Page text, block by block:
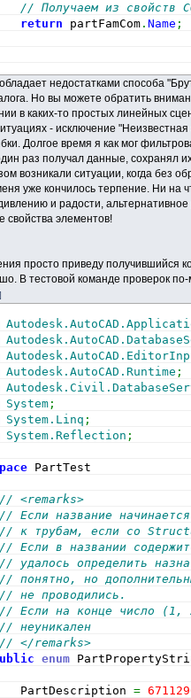
// Получаем из свойств
return partFamCom .Name ;
недостатками способа
Но вы можете обратить
в каких-то простых линейных
- исключение
Долгое время я как мог
раз получал данные, сохранял
возникали ситуации, когда без
уже кончилось терпение. Ни на
и радости,
свойства элементов!
просто приведу получившийся
В тестовой команде проверок
Autodesk.AutoCAD.Runtime ;
System ;
System.Linq ;
System.Reflection ;
PartTest
<remarks>
Если название
к трубам, если со
Если в названии
удалось определить
понятно, но
не проводились.
Если на конце число (1,
неуникален
</remarks>
enum
=